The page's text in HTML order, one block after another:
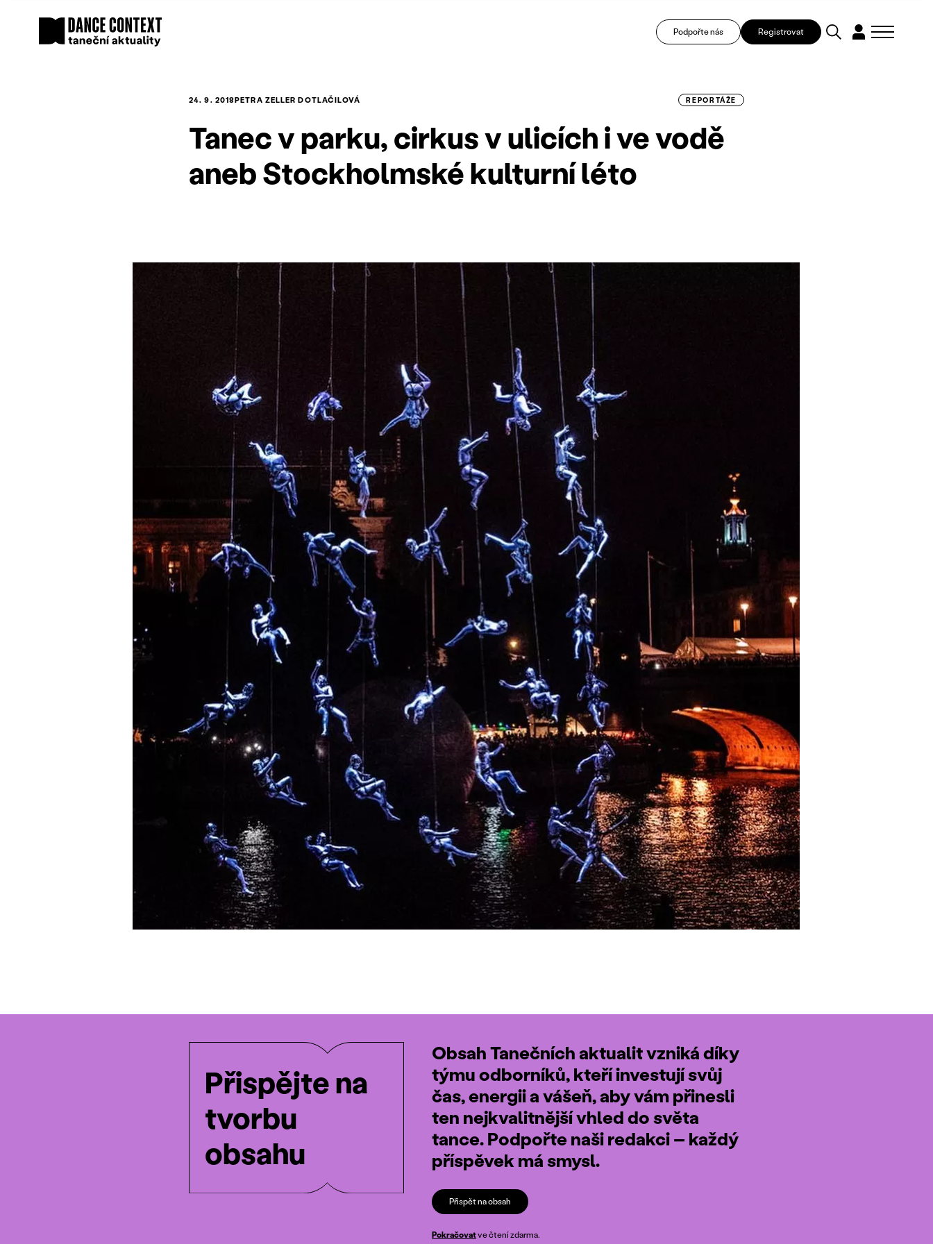
Podpořte nás Registrovat
24. 9. 2018PETRA ZELLER DOTLAČILOVÁ REPORTÁŽE
Tanec v parku, cirkus v ulicích i ve vodě
aneb Stockholmské kulturní léto
Přispějte na
tvorbu
obsahu
Obsah Tanečních aktualit vzniká díky
týmu odborníků, kteří investují svůj
čas, energii a vášeň, aby vám přinesli
ten nejkvalitnější vhled do světa
tance. Podpořte naši redakci – každý
příspěvek má smysl.
Přispět na obsah
Pokračovatve čtení zdarma.